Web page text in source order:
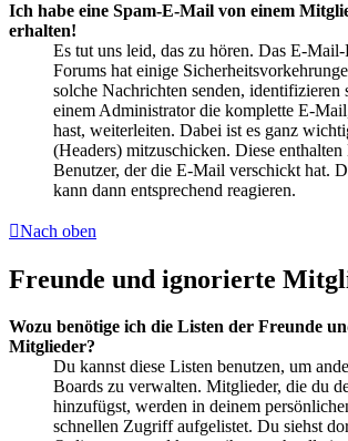
Ich habe eine Spam-E-Mail von einem
erhalten!
Es tut uns leid, das zu hören. Das E-
Forums hat einige
solche Nachrichten senden, identifizieren
einem Administrator die komplette E-
hast, weiterleiten. Dabei ist es ganz
(Headers) mitzuschicken. Diese enthalten
Benutzer, der die E-Mail verschickt hat.
kann dann entsprechend reagieren.
Nach oben
Freunde und ignorierte
Wozu benötige ich die Listen der Freunde
Mitglieder?
Du kannst diese Listen benutzen, um
Boards zu verwalten. Mitglieder, die du
hinzufügst, werden in deinem
schnellen Zugriff aufgelistet. Du siehst